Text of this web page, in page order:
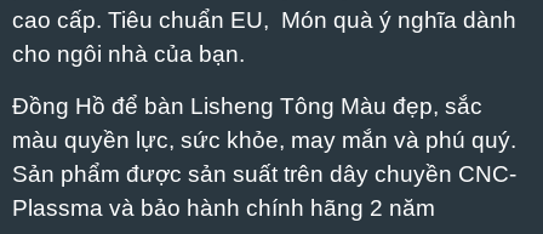
cao cấp. Tiêu chuẩn EU, Món quà ý nghĩa dành
cho ngôi nhà của bạn.
Đồng Hồ để bàn Lisheng Tông Màu đẹp, sắc
màu quyền lực, sức khỏe, may mắn và phú quý.
Sản phẩm được sản suất trên dây chuyền CNC-
Plassma và bảo hành chính hãng 2 năm